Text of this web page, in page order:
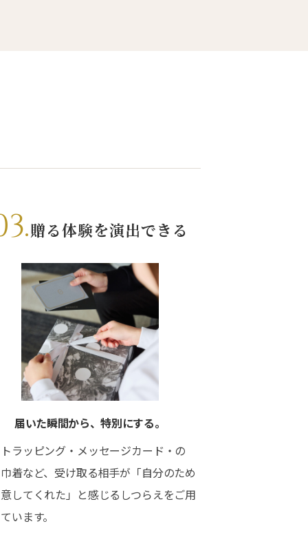
贈る体験を演出できる
届いた瞬間から、特別にする。
ラッピング・メッセージカード・の
着など、受け取る相手が「自分のため
してくれた」と感じるしつらえをご用
います。